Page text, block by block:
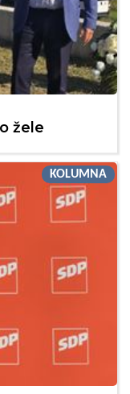
žele
KOLUMNA